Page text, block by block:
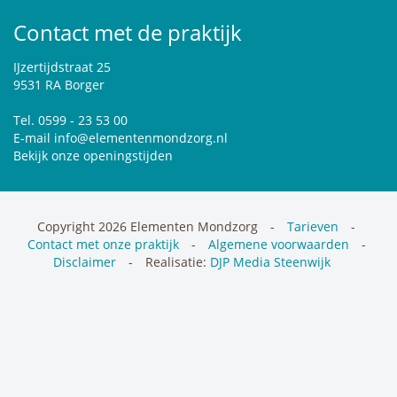
Contact met de praktijk
IJzertijdstraat 25
9531 RA Borger
Tel. 0599 - 23 53 00
E-mail info@elementenmondzorg.nl
Bekijk onze openingstijden
Copyright 2026 Elementen Mondzorg
Tarieven
Contact met onze praktijk
Algemene voorwaarden
Disclaimer
Realisatie: DJP Media Steenwijk